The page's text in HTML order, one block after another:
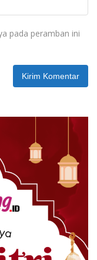
pada peramban ini